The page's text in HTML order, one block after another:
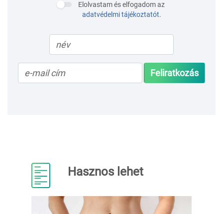
Elolvastam és elfogadom az
adatvédelmi tájékoztatót.
Feliratkozás
Hasznos lehet